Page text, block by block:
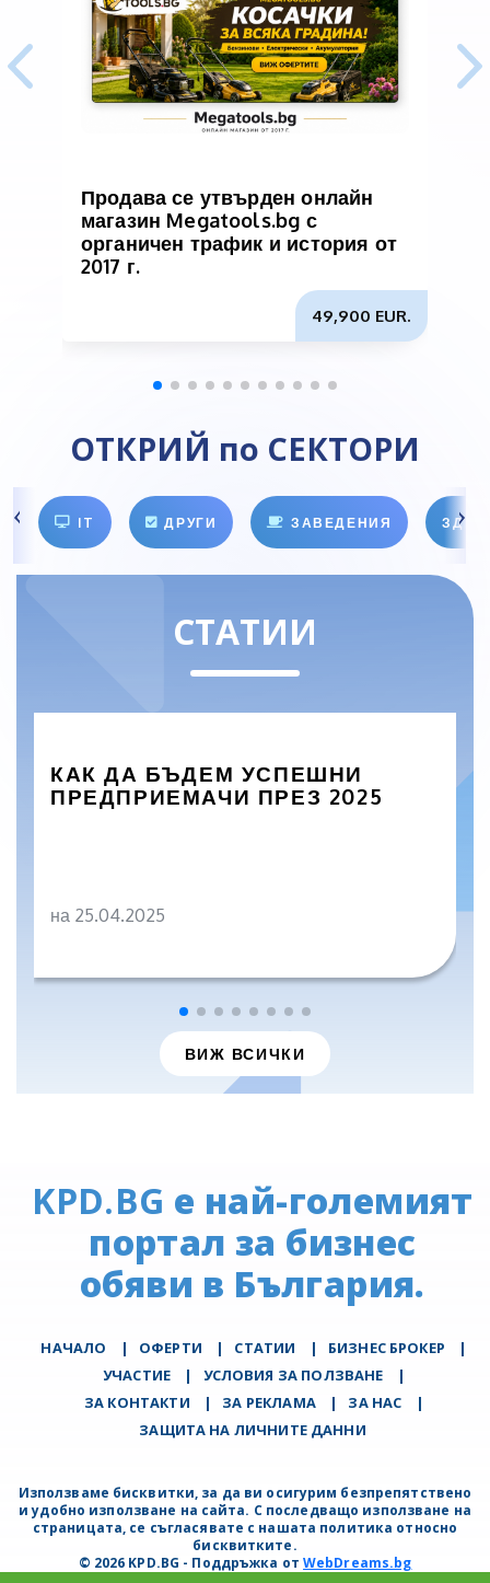
Продава се утвърден онлайн
магазин Megatools.bg с
органичен трафик и история от
2017 г.
49,900 EUR.
ОТКРИЙ по СЕКТОРИ
IT ДРУГИ ЗАВЕДЕНИЯ
СТАТИИ
КАК ДА БЪДЕМ УСПЕШНИ
ПРЕДПРИЕМАЧИ ПРЕЗ 2025
на 25.04.2025
ВИЖ ВСИЧКИ
KPD.BG е най-големият
портал за бизнес
обяви в България.
НАЧАЛО | ОФЕРТИ | СТАТИИ | БИЗНЕС БРОКЕР
|
УЧАСТИЕ
| УСЛОВИЯ ЗА ПОЛЗВАНЕ
|
ЗА КОНТАКТИ
| ЗА РЕКЛАМА | ЗА НАС
|
ЗАЩИТА НА ЛИЧНИТЕ ДАННИ
Използваме бисквитки, за да ви осигурим безпрепятствено
и удобно използване на сайта. С последващо използване на
страницата, се съгласявате с нашата политика относно
бисквитките.
© 2026 KPD.BG - Поддръжка отWebDreams.bg